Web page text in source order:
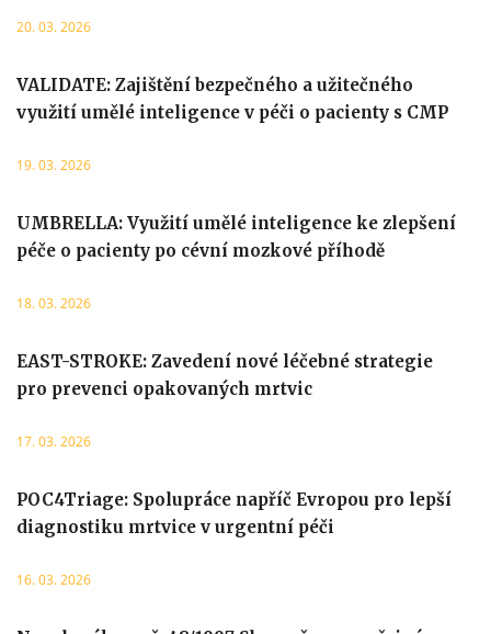
20. 03. 2026
VALIDATE: Zajištění bezpečného a užitečného
využití umělé inteligence v péči o pacienty s CMP
19. 03. 2026
UMBRELLA: Využití umělé inteligence ke zlepšení
péče o pacienty po cévní mozkové příhodě
18. 03. 2026
EAST-STROKE: Zavedení nové léčebné strategie
pro prevenci opakovaných mrtvic
17. 03. 2026
POC4Triage: Spolupráce napříč Evropou pro lepší
diagnostiku mrtvice v urgentní péči
16. 03. 2026